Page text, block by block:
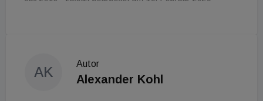
AK
Autor
Alexander Kohl